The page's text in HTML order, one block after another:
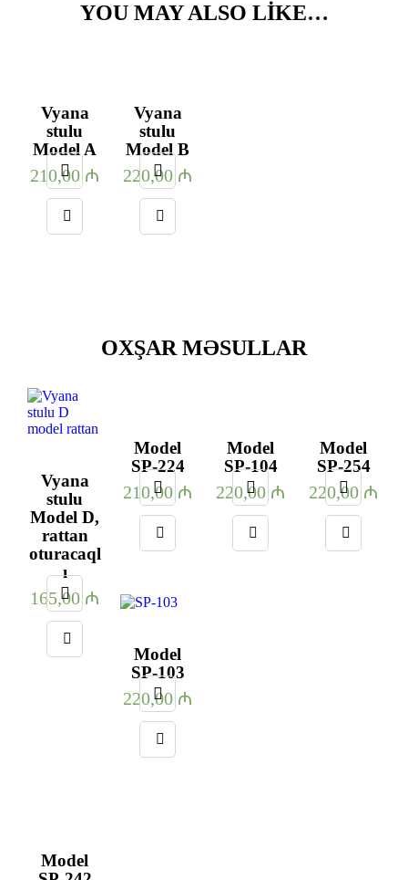
YOU MAY ALSO LIKE…
Vyana
stulu
Model A
210,00 ₼
Vyana
stulu
Model B
220,00 ₼
OXŞAR MƏSULLAR
Vyana
stulu
Model D,
rattan
oturacaql
ı
165,00 ₼
Model
SP-224
210,00 ₼
Model
SP-104
220,00 ₼
Model
SP-254
220,00 ₼
Model
SP-103
220,00 ₼
Model